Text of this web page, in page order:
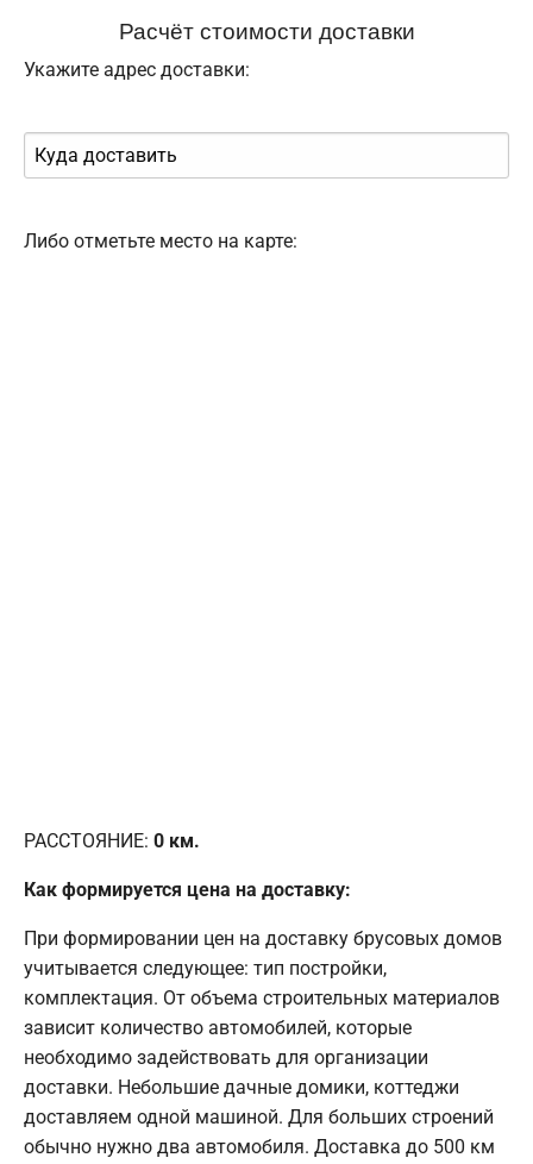
Расчёт стоимости доставки
Укажите адрес доставки:
Либо отметьте место на карте:
РАССТОЯНИЕ: 0 км.
Как формируется цена на доставку:
При формировании цен на доставку брусовых домов
учитывается следующее: тип постройки,
комплектация. От объема строительных материалов
зависит количество автомобилей, которые
необходимо задействовать для организации
доставки. Небольшие дачные домики, коттеджи
доставляем одной машиной. Для больших строений
обычно нужно два автомобиля. Доставка до 500 км